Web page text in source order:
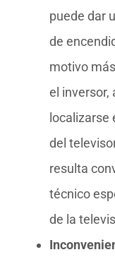
puede dar
de
motivo
el inversor,
localizarse
del
resulta
técnico
de la